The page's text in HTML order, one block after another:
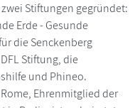
Stiftungen gegründet:
Erde - Gesunde
die Senckenberg
Stiftung, die
und Phineo.
Ehrenmitglied der